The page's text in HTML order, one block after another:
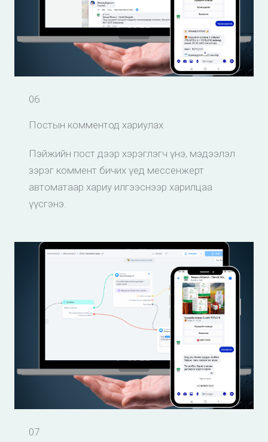
06
Постын комментод хариулах
Пэйжийн пост дээр хэрэглэгч үнэ, мэдээлэл
зэрэг коммент бичих үед мессенжерт
автоматаар хариу илгээснээр харилцаа
үүсгэнэ.
07